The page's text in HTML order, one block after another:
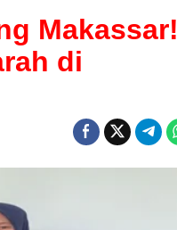
Makassar!
di